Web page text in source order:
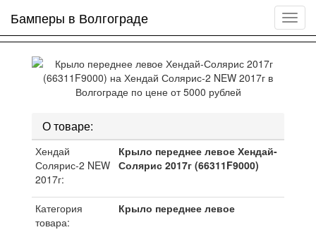
Меню
сайта
Бамперы в Волгограде
О товаре:
Хендай
Солярис-2 NEW
2017г:
Крыло переднее левое Хендай-
Солярис 2017г (66311F9000)
Категория
товара:
Крыло переднее левое